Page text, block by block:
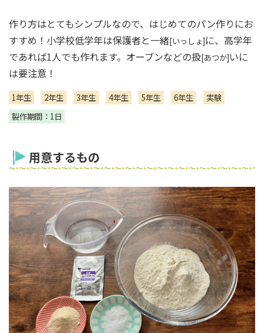
作り方はとてもシンプルなので、はじめてのパン作りにお
すすめ！小学校低学年は保護者と一緒[いっしょ]に、高学年
であれば1人でも作れます。オーブンなどの扱[あつか]いに
は要注意！
1年生 2年生 3年生 4年生 5年生 6年生
実験
製作期間：1日
用意するもの